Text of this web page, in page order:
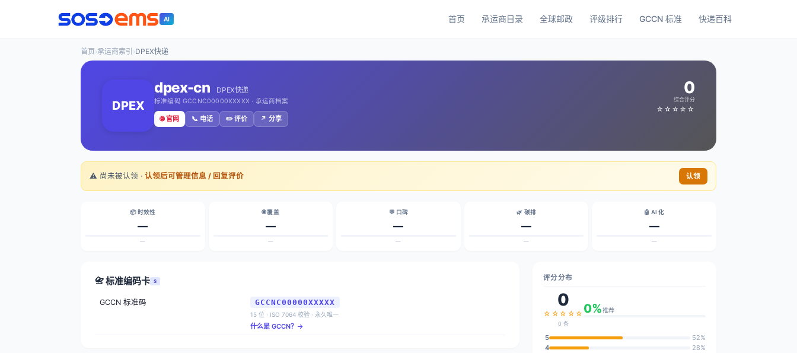
AI 首页 承运商目录 全球邮政 评级排行 GCCN 标准 快递百科
首页›承运商索引 ›DPEX快递
DPEX
dpex-cn DPEX快递
标准编码 GCCNC00000XXXXX · 承运商档案
🌐 官网 📞 电话 ✏️ 评价 ↗️ 分享
0
综合评分
☆☆☆☆☆
⚠️ 尚未被认领 · 认领后可管理信息 / 回复评价 认领
📦 时效性
—
—
🌐 覆盖
—
—
💬 口碑
—
—
🌿 碳排
—
—
🤖 AI 化
—
—
📇 标准编码卡 S
GCCN 标准码 GCCNC00000XXXXX
15 位 · ISO 7064 校验 · 永久唯一
什么是 GCCN？→
评分分布
0
☆☆☆☆☆
0 条
0%推荐
5
52%
4
28%